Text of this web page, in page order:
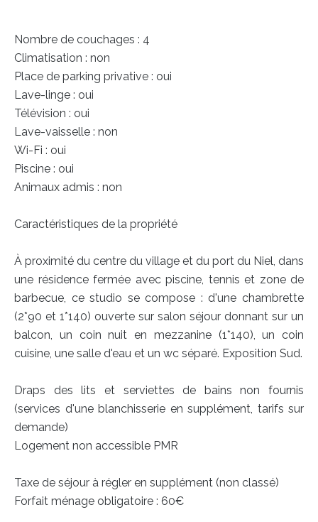
Nombre de couchages : 4
Climatisation : non
Place de parking privative : oui
Lave-linge : oui
Télévision : oui
Lave-vaisselle : non
Wi-Fi : oui
Piscine : oui
Animaux admis : non
Caractéristiques de la propriété
À proximité du centre du village et du port du Niel, dans
une résidence fermée avec piscine, tennis et zone de
barbecue, ce studio se compose : d'une chambrette
(2*90 et 1*140) ouverte sur salon séjour donnant sur un
balcon, un coin nuit en mezzanine (1*140), un coin
cuisine, une salle d'eau et un wc séparé. Exposition Sud.
Draps des lits et serviettes de bains non fournis
(services d'une blanchisserie en supplément, tarifs sur
demande)
Logement non accessible PMR
Taxe de séjour à régler en supplément (non classé)
Forfait ménage obligatoire : 60€